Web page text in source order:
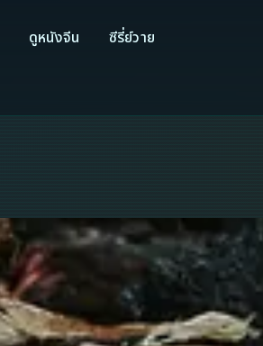
ดูหนังจีน
ซีรี่ย์วาย